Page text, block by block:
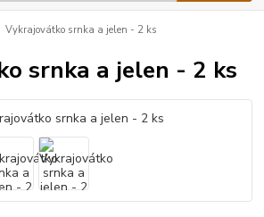
Vykrajovátko srnka a jelen - 2 ks
srnka a jelen - 2 ks